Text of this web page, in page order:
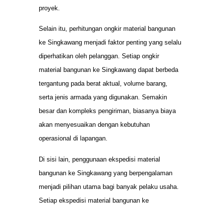
proyek.
Selain itu, perhitungan ongkir material bangunan
ke Singkawang menjadi faktor penting yang selalu
diperhatikan oleh pelanggan. Setiap ongkir
material bangunan ke Singkawang dapat berbeda
tergantung pada berat aktual, volume barang,
serta jenis armada yang digunakan. Semakin
besar dan kompleks pengiriman, biasanya biaya
akan menyesuaikan dengan kebutuhan
operasional di lapangan.
Di sisi lain, penggunaan ekspedisi material
bangunan ke Singkawang yang berpengalaman
menjadi pilihan utama bagi banyak pelaku usaha.
Setiap ekspedisi material bangunan ke